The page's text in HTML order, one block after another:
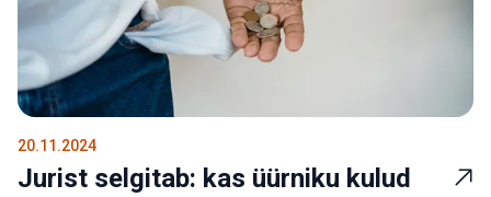
20.11.2024
Jurist selgitab: kas üürniku kulud